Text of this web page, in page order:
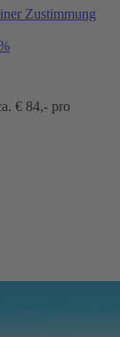
Zustimmung
€ 84,- pro